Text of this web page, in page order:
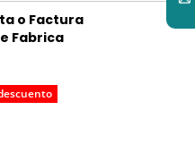
o Factura
Fabrica